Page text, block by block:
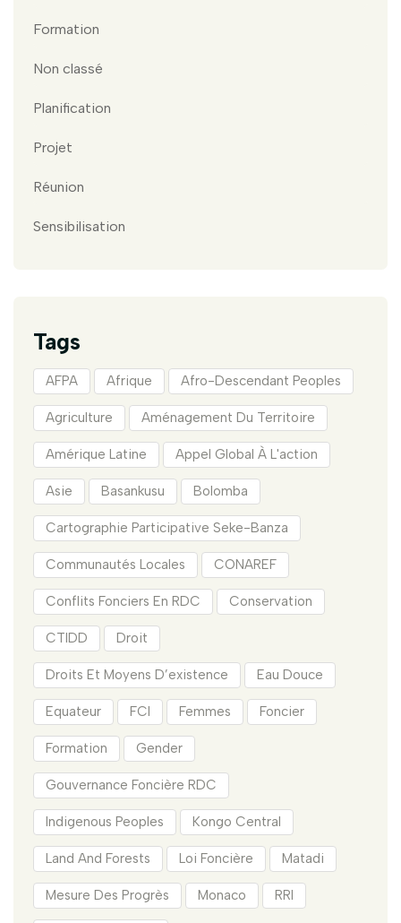
Formation
Non classé
Planification
Projet
Réunion
Sensibilisation
Tags
AFPA Afrique Afro-Descendant Peoples
Agriculture Aménagement Du Territoire
Amérique Latine Appel Global À L'action
Asie Basankusu Bolomba
Cartographie Participative Seke-Banza
Communautés Locales CONAREF
Conflits Fonciers En RDC Conservation
CTIDD Droit
Droits Et Moyens D’existence Eau Douce
Equateur FCI Femmes Foncier
Formation Gender
Gouvernance Foncière RDC
Indigenous Peoples Kongo Central
Land And Forests Loi Foncière Matadi
Mesure Des Progrès Monaco RRI